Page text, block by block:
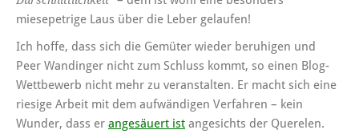
miesepetrige Laus über die Leber gelaufen!
Ich hoffe, dass sich die Gemüter wieder beruhigen und
Peer Wandinger nicht zum Schluss kommt, so einen Blog-
Wettbewerb nicht mehr zu veranstalten. Er macht sich eine
riesige Arbeit mit dem aufwändigen Verfahren – kein
Wunder, dass er angesäuert ist angesichts der Querelen.